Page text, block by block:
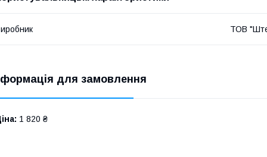
ТОВ
для замовлення
1 820 ₴